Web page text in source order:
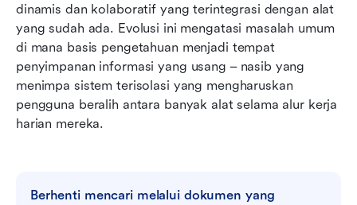
dinamis dan kolaboratif yang terintegrasi dengan alat
yang sudah ada. Evolusi ini mengatasi masalah umum
di mana basis pengetahuan menjadi tempat
penyimpanan informasi yang usang – nasib yang
menimpa sistem terisolasi yang mengharuskan
pengguna beralih antara banyak alat selama alur kerja
harian mereka.
Berhenti mencari melalui dokumen yang